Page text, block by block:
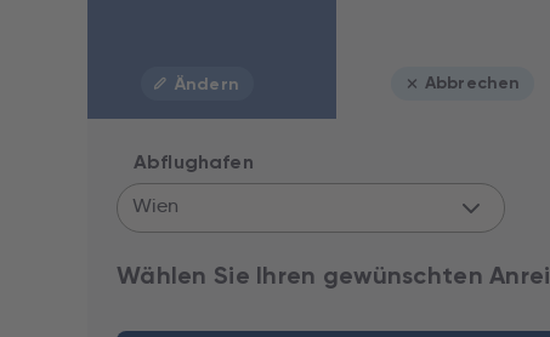
Ändern Abbrechen
Abflughafen
Wien
Wählen Sie Ihren gewünschten